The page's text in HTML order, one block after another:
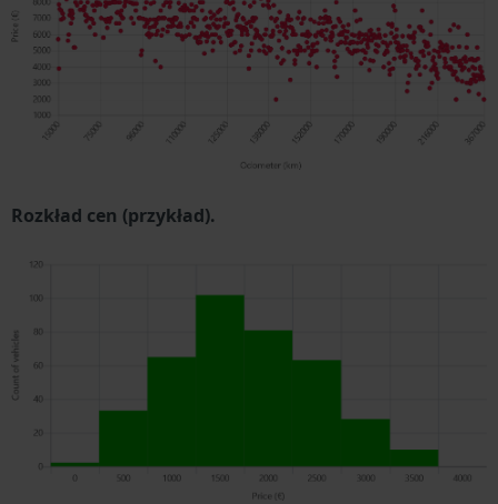
Rozkład cen (przykład).